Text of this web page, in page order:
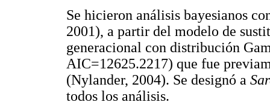
Se hicieron análisis bayesianos
2001), a partir del modelo de
generacional con distribución
AIC=12625.2217) que fue
(Nylander, 2004). Se designó a
todos los análisis.